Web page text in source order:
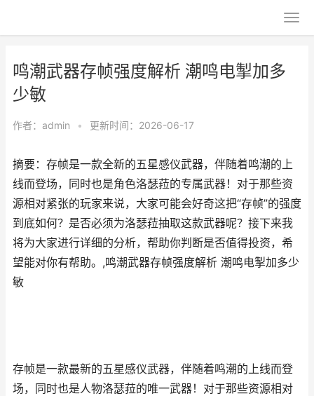
鸣潮武器存帧强度解析 潮鸣电掣加多
少敏
作者： admin • 更新时间：2026-06-17
摘要：存帧是一款全新的五星感仪武器，伴随着鸣潮的上
线而登场，同时也是角色洛瑟菈的专属武器！对于那些资
源相对紧张的玩家来说，大家可能会好奇这把“存帧”的强度
到底如何？是否必须为洛瑟菈抽取这款武器呢？接下来我
将为大家进行详细的分析，帮助你判断是否值得投资，希
望能对你有帮助。,鸣潮武器存帧强度解析 潮鸣电掣加多少
敏
存帧是一款最新的五星感仪武器，伴随着鸣潮的上线而登
场，同时也是人物洛瑟菈的唯一武器！对于那些资源相对